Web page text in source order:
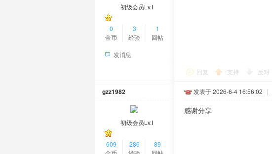
初级会员Lv.Ⅰ
0
金币
3
经验
1
回帖
发消息
回复 支持 反对
gzz1982
初级会员Lv.Ⅰ
609
286
89
发表于 2026-6-4 16:56:02 |
感谢分享